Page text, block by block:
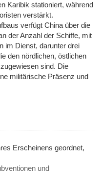
Karibik stationiert, während
verstärkt.
verfügt China über die
der Anzahl der Schiffe, mit
im Dienst, darunter drei
den nördlichen, östlichen
sind. Die
militärische Präsenz und
Erscheinens geordnet,
und